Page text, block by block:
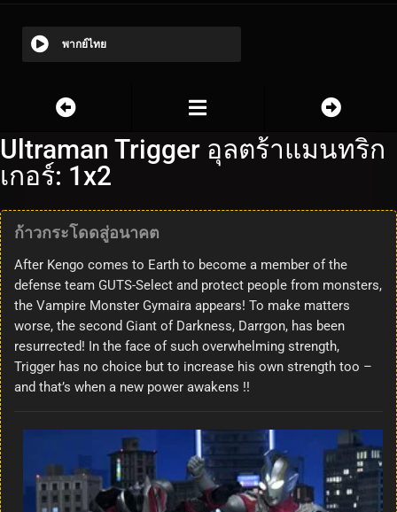
พากย์ไทย
Ultraman Trigger อุลตร้าแมนทริก
เกอร์: 1x2
ก้าวกระโดดสู่อนาคต
After Kengo comes to Earth to become a member of the
defense team GUTS-Select and protect people from monsters,
the Vampire Monster Gymaira appears! To make matters
worse, the second Giant of Darkness, Darrgon, has been
resurrected! In the face of such overwhelming strength,
Trigger has no choice but to increase his own strength too –
and that’s when a new power awakens !!